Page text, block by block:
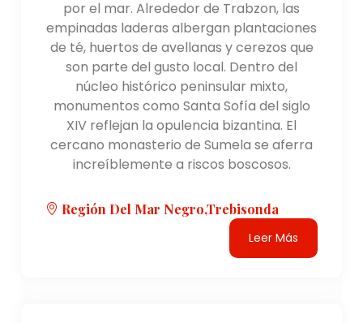
por el mar. Alrededor de Trabzon, las
empinadas laderas albergan plantaciones
de té, huertos de avellanas y cerezos que
son parte del gusto local. Dentro del
núcleo histórico peninsular mixto,
monumentos como Santa Sofía del siglo
XIV reflejan la opulencia bizantina. El
cercano monasterio de Sumela se aferra
increíblemente a riscos boscosos.
Región Del Mar Negro,Trebisonda
Leer Más